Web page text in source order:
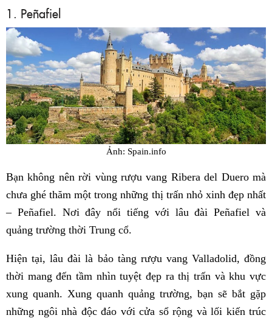
1. Peñafiel
Ảnh: Spain.info
Bạn không nên rời vùng rượu vang Ribera del Duero mà
chưa ghé thăm một trong những thị trấn nhỏ xinh đẹp nhất
– Peñafiel. Nơi đây nổi tiếng với lâu đài Peñafiel và
quảng trường thời Trung cổ.
Hiện tại, lâu đài là bảo tàng rượu vang Valladolid, đồng
thời mang đến tầm nhìn tuyệt đẹp ra thị trấn và khu vực
xung quanh. Xung quanh quảng trường, bạn sẽ bắt gặp
những ngôi nhà độc đáo với cửa sổ rộng và lối kiến trúc